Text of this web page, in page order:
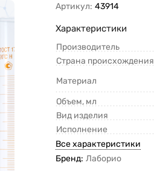
Артикул: 43914
Характеристики
Производитель
Страна происхождения
Материал
Объем, мл
Вид изделия
Исполнение
Все характеристики
Бренд: Лаборио